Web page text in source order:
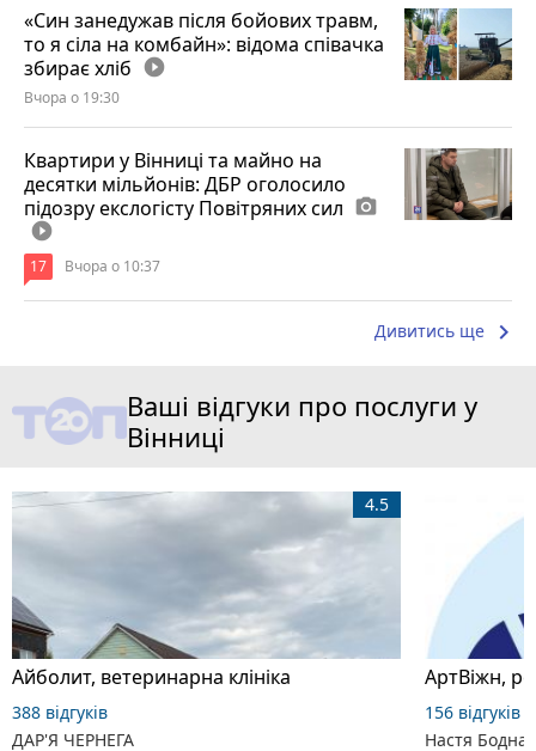
«Син занедужав після бойових травм,
то я сіла на комбайн»: відома співачка
збирає хліб play_circle_filled
Вчора о 19:30
Квартири у Вінниці та майно на
десятки мільйонів: ДБР оголосило
підозру екслогісту Повітряних сил photo_camera
play_circle_filled
17 Вчора о 10:37
Дивитись ще keyboard_arrow_right
Ваші відгуки про послуги у
Вінниці
Айболит, ветеринарна клініка
4.5
388 відгуків
ДАР'Я ЧЕРНЕГА
АртВіжн,
156 відгуків
Настя